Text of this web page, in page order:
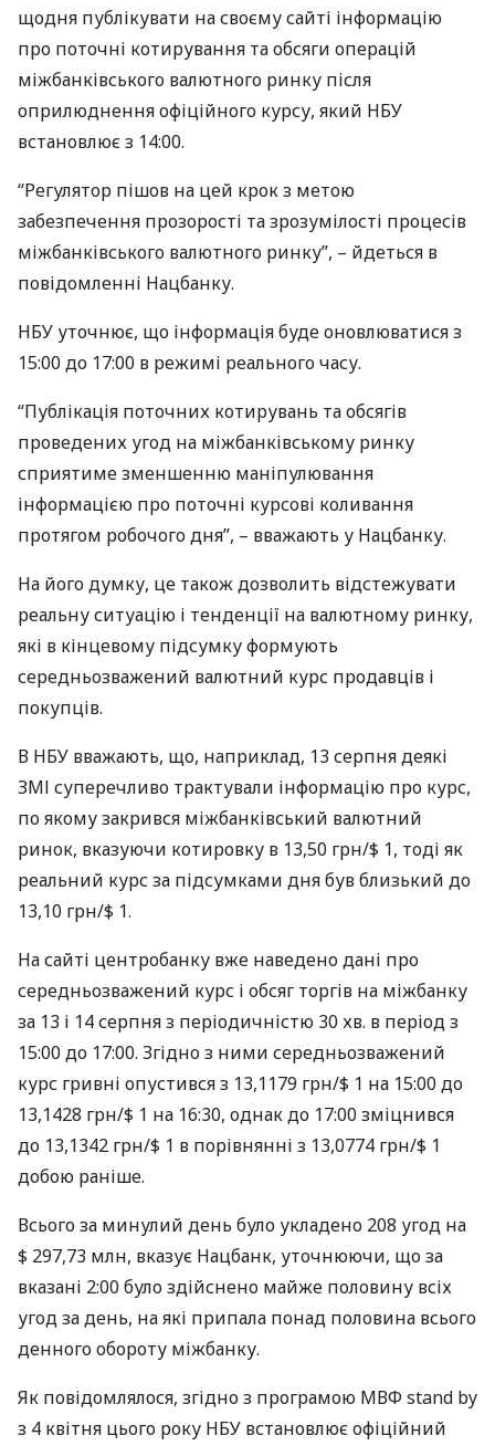
щодня публікувати на своєму сайті інформацію
про поточні котирування та обсяги операцій
міжбанківського валютного ринку після
оприлюднення офіційного курсу, який НБУ
встановлює з 14:00.
“Регулятор пішов на цей крок з метою
забезпечення прозорості та зрозумілості процесів
міжбанківського валютного ринку”, – йдеться в
повідомленні Нацбанку.
НБУ уточнює, що інформація буде оновлюватися з
15:00 до 17:00 в режимі реального часу.
“Публікація поточних котирувань та обсягів
проведених угод на міжбанківському ринку
сприятиме зменшенню маніпулювання
інформацією про поточні курсові коливання
протягом робочого дня”, – вважають у Нацбанку.
На його думку, це також дозволить відстежувати
реальну ситуацію і тенденції на валютному ринку,
які в кінцевому підсумку формують
середньозважений валютний курс продавців і
покупців.
В НБУ вважають, що, наприклад, 13 серпня деякі
ЗМІ суперечливо трактували інформацію про курс,
по якому закрився міжбанківський валютний
ринок, вказуючи котировку в 13,50 грн/$ 1, тоді як
реальний курс за підсумками дня був близький до
13,10 грн/$ 1.
На сайті центробанку вже наведено дані про
середньозважений курс і обсяг торгів на міжбанку
за 13 і 14 серпня з періодичністю 30 хв. в період з
15:00 до 17:00. Згідно з ними середньозважений
курс гривні опустився з 13,1179 грн/$ 1 на 15:00 до
13,1428 грн/$ 1 на 16:30, однак до 17:00 зміцнився
до 13,1342 грн/$ 1 в порівнянні з 13,0774 грн/$ 1
добою раніше.
Всього за минулий день було укладено 208 угод на
$ 297,73 млн, вказує Нацбанк, уточнюючи, що за
вказані 2:00 було здійснено майже половину всіх
угод за день, на які припала понад половина всього
денного обороту міжбанку.
Як повідомлялося, згідно з програмою МВФstand by
з 4 квітня цього року НБУ встановлює офіційний